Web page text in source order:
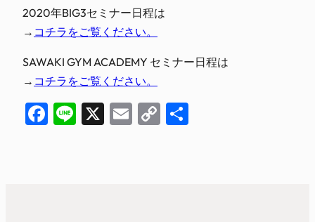
2020年BIG3セミナー日程は
→ コチラをご覧ください。
SAWAKI GYM ACADEMY セミナー日程は
→ コチラをご覧ください。
Facebook
Line
X EmailCopy